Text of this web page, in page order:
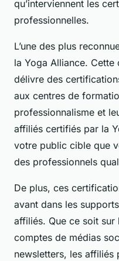
qu’interviennent les
professionnelles.
L’une des plus
la Yoga Alliance. Cette
délivre des
aux centres de
professionnalisme et
affiliés certifiés par la
votre public cible que
des professionnels
De plus, ces
avant dans les
affiliés. Que ce soit sur
comptes de médias
newsletters, les affiliés